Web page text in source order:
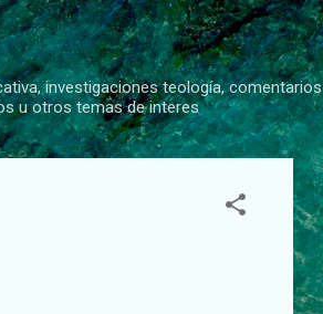
investigaciones teología, comentarios
u otros temas de interes